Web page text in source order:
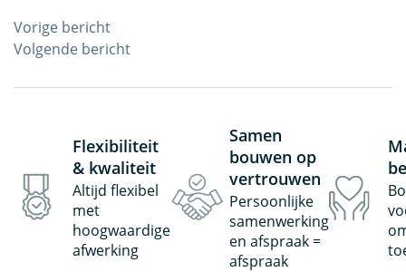
Bericht
navigatie
Vorige bericht
Volgende bericht
Flexibiliteit
& kwaliteit
Altijd flexibel
met
hoogwaardige
afwerking
Samen
bouwen op
vertrouwen
Persoonlijke
samenwerking
en afspraak =
afspraak